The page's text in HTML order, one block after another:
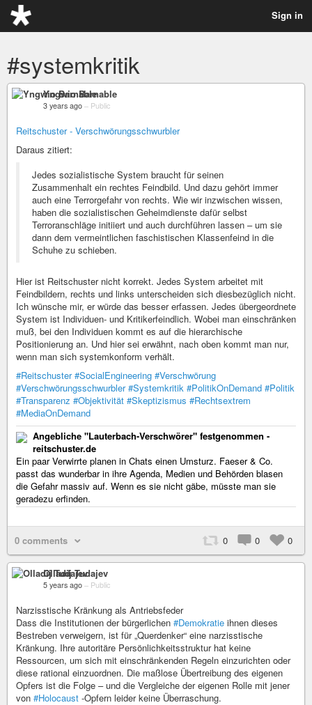
Sign in
#systemkritik
Yngwio Barnable
3 years ago – Public
Reitschuster - Verschwörungsschwurbler
Daraus zitiert:
Jedes sozialistische System braucht für seinen
Zusammenhalt ein rechtes Feindbild. Und dazu gehört immer
auch eine Terrorgefahr von rechts. Wie wir inzwischen wissen,
haben die sozialistischen Geheimdienste dafür selbst
Terroranschläge initiiert und auch durchführen lassen – um sie
dann dem vermeintlichen faschistischen Klassenfeind in die
Schuhe zu schieben.
Hier ist Reitschuster nicht korrekt. Jedes System arbeitet mit
Feindbildern, rechts und links unterscheiden sich diesbezüglich nicht.
Ich wünsche mir, er würde das besser erfassen. Jedes übergeordnete
System ist Individuen- und Kritikerfeindlich. Wobei man einschränken
muß, bei den Individuen kommt es auf die hierarchische
Positionierung an. Und hier sei erwähnt, nach oben kommt man nur,
wenn man sich systemkonform verhält.
#Reitschuster #SocialEngineering #Verschwörung
#Verschwörungsschwurbler #Systemkritik #PolitikOnDemand #Politik
#Transparenz #Objektivität #Skeptizismus #Rechtsextrem
#MediaOnDemand
Angebliche "Lauterbach-Verschwörer" festgenommen -
reitschuster.de
Ein paar Verwirrte planen in Chats einen Umsturz. Faeser & Co.
passt das wunderbar in ihre Agenda, Medien und Behörden blasen
die Gefahr massiv auf. Wenn es sie nicht gäbe, müsste man sie
geradezu erfinden.
0 comments 0 0 0
Olladij Tudajev
5 years ago – Public
Narzisstische Kränkung als Antriebsfeder
Dass die Institutionen der bürgerlichen #Demokratie ihnen dieses
Bestreben verweigern, ist für „Querdenker“ eine narzisstische
Kränkung. Ihre autoritäre Persönlichkeitsstruktur hat keine
Ressourcen, um sich mit einschränkenden Regeln einzurichten oder
diese rational einzuordnen. Die maßlose Übertreibung des eigenen
Opfers ist die Folge – und die Vergleiche der eigenen Rolle mit jener
von #Holocaust -Opfern leider keine Überraschung.